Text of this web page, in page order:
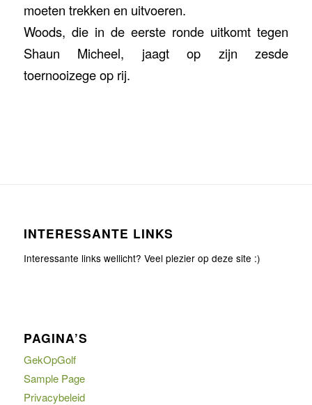
moeten trekken en uitvoeren.
Woods, die in de eerste ronde uitkomt tegen
Shaun Micheel, jaagt op zijn zesde
toernooizege op rij.
INTERESSANTE LINKS
Interessante links wellicht? Veel plezier op deze site :)
PAGINA’S
GekOpGolf
Sample Page
Privacybeleid